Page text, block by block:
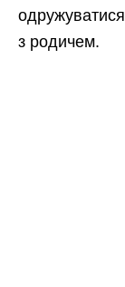
з родичем.